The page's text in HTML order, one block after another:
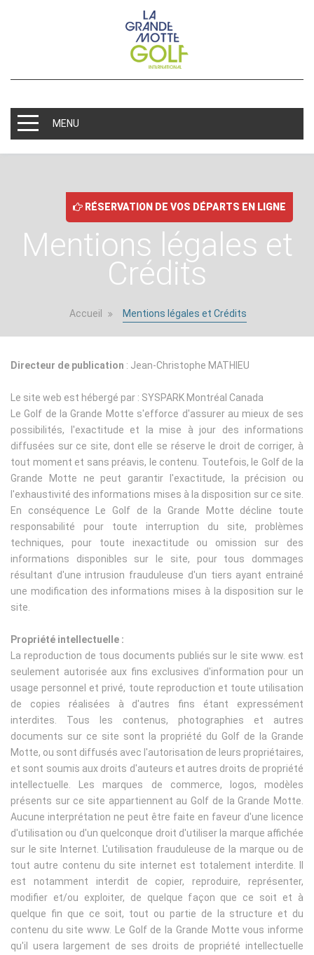
MENU
RÉSERVATION DE VOS DÉPARTS EN LIGNE
Mentions légales et
Crédits
Accueil Mentions légales et Crédits
Directeur de publication : Jean-Christophe MATHIEU
Le site web est hébergé par : SYSPARK Montréal Canada
Le Golf de la Grande Motte s'efforce d'assurer au mieux de ses
possibilités, l'exactitude et la mise à jour des informations
diffusées sur ce site, dont elle se réserve le droit de corriger, à
tout moment et sans préavis, le contenu. Toutefois, le Golf de la
Grande Motte ne peut garantir l'exactitude, la précision ou
l'exhaustivité des informations mises à la disposition sur ce site.
En conséquence Le Golf de la Grande Motte décline toute
responsabilité pour toute interruption du site, problèmes
techniques, pour toute inexactitude ou omission sur des
informations disponibles sur le site, pour tous dommages
résultant d'une intrusion frauduleuse d'un tiers ayant entrainé
une modification des informations mises à la disposition sur le
site.
Propriété intellectuelle :
La reproduction de tous documents publiés sur le site www. est
seulement autorisée aux fins exclusives d'information pour un
usage personnel et privé, toute reproduction et toute utilisation
de copies réalisées à d'autres fins étant expressément
interdites. Tous les contenus, photographies et autres
documents sur ce site sont la propriété du Golf de la Grande
Motte, ou sont diffusés avec l'autorisation de leurs propriétaires,
et sont soumis aux droits d'auteurs et autres droits de propriété
intellectuelle. Les marques de commerce, logos, modèles
présents sur ce site appartiennent au Golf de la Grande Motte.
Aucune interprétation ne peut être faite en faveur d'une licence
d'utilisation ou d'un quelconque droit d'utiliser la marque affichée
sur le site Internet. L'utilisation frauduleuse de la marque ou de
tout autre contenu du site internet est totalement interdite. Il
est notamment interdit de copier, reproduire, représenter,
modifier et/ou exploiter, de quelque façon que ce soit et à
quelque fin que ce soit, tout ou partie de la structure et du
contenu du site www. Le Golf de la Grande Motte vous informe
qu'il usera largement de ses droits de propriété intellectuelle